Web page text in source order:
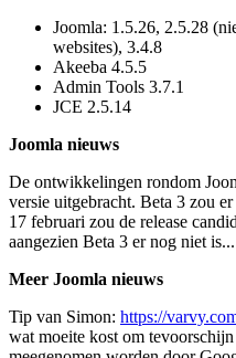
Joomla: 1.5.26, 2.5.28
websites), 3.4.8
Akeeba 4.5.5
Admin Tools 3.7.1
JCE 2.5.14
Joomla nieuws
De ontwikkelingen rondom
versie uitgebracht. Beta 3 zou
17 februari zou de release
aangezien Beta 3 er nog niet
Meer Joomla nieuws
Tip van Simon: https://
wat moeite kost om